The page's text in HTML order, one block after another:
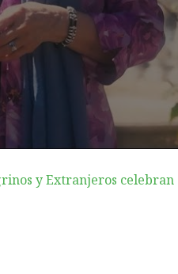
y Extranjeros